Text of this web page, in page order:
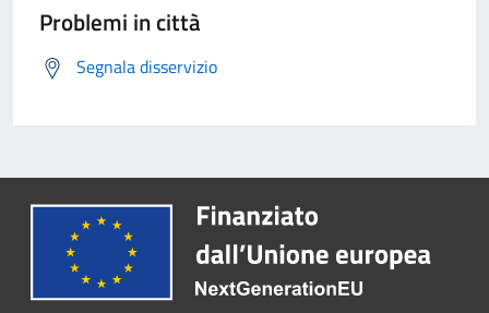
Problemi in città
Segnala disservizio